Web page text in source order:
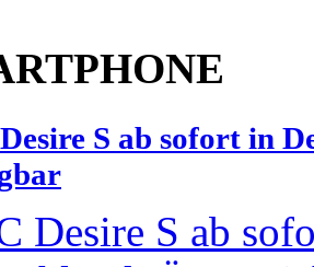
S ab sofort in